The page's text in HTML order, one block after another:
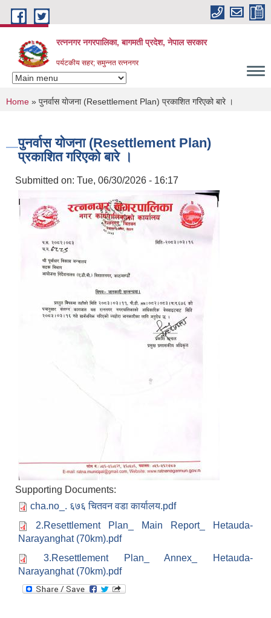
Skip to main content
रत्ननगर नगरपालिका, बागमती प्रदेश, नेपाल सरकार
पर्यटकीय सहर; समुन्नत रत्ननगर
You are here
Home » पुनर्वास याेजना (Resettlement Plan) प्रकाशित गरिएको बारे ।
पुनर्वास याेजना (Resettlement Plan)
प्रकाशित गरिएको बारे ।
Submitted on: Tue, 06/30/2026 - 16:17
Supporting Documents:
cha.no_. ६७६ चितवन वडा कार्यालय.pdf
2.Resettlement Plan_ Main Report_ Hetauda-
Narayanghat (70km).pdf
3.Resettlement Plan_ Annex_ Hetauda-
Narayanghat (70km).pdf